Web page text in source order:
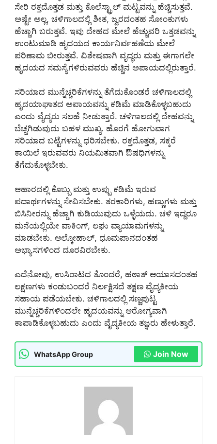
ಸೇರಿ ರಕ್ತದೊತ್ತಡ ಮತ್ತು ಕೊಲೆಸ್ಟ್ರಾಲ್ ಮಟ್ಟವನ್ನು ಹೆಚ್ಚಿಸುತ್ತವೆ.
ಅಷ್ಟೇ ಅಲ್ಲ, ಚಳಿಗಾಲದಲ್ಲಿ ಶೀತ, ಜ್ವರದಂತಹ ಸೋಂಕುಗಳು
ಹೆಚ್ಚಾಗಿ ಬರುತ್ತವೆ. ಇವು ದೇಹದ ಮೇಲೆ ಹೆಚ್ಚುವರಿ ಒತ್ತಡವನ್ನು
ಉಂಟುಮಾಡಿ ಹೃದಯದ ಕಾರ್ಯನಿರ್ವಹಣೆಯ ಮೇಲೆ
ಪರಿಣಾಮ ಬೀರುತ್ತವೆ. ವಿಶೇಷವಾಗಿ ವೃದ್ಧರು ಮತ್ತು ಈಗಾಗಲೇ
ಹೃದಯದ ಸಮಸ್ಯೆಗಳಿರುವವರು ಹೆಚ್ಚಿನ ಅಪಾಯದಲ್ಲಿರುತ್ತಾರೆ.
ಸರಿಯಾದ ಮುನ್ನೆಚ್ಚರಿಕೆಗಳನ್ನು ತೆಗೆದುಕೊಂಡರೆ ಚಳಿಗಾಲದಲ್ಲಿ
ಹೃದಯಾಘಾತದ ಅಪಾಯವನ್ನು ಕಡಿಮೆ ಮಾಡಿಕೊಳ್ಳಬಹುದು
ಎಂದು ವೈದ್ಯರು ಸಲಹೆ ನೀಡುತ್ತಾರೆ. ಚಳಿಗಾಲದಲ್ಲಿ ದೇಹವನ್ನು
ಬೆಚ್ಚಗಿಡುವುದು ಬಹಳ ಮುಖ್ಯ. ಹೊರಗೆ ಹೋಗುವಾಗ
ಸರಿಯಾದ ಬಟ್ಟೆಗಳನ್ನು ಧರಿಸಬೇಕು. ರಕ್ತದೊತ್ತಡ, ಸಕ್ಕರೆ
ಕಾಯಿಲೆ ಇರುವವರು ನಿಯಮಿತವಾಗಿ ಔಷಧಿಗಳನ್ನು
ತೆಗೆದುಕೊಳ್ಳಬೇಕು.
ಆಹಾರದಲ್ಲಿ ಕೊಬ್ಬು ಮತ್ತು ಉಪ್ಪು ಕಡಿಮೆ ಇರುವ
ಪದಾರ್ಥಗಳನ್ನು ಸೇವಿಸಬೇಕು. ತರಕಾರಿಗಳು, ಹಣ್ಣುಗಳು ಮತ್ತು
ಬಿಸಿನೀರನ್ನು ಹೆಚ್ಚಾಗಿ ಕುಡಿಯುವುದು ಒಳ್ಳೆಯದು. ಚಳಿ ಇದ್ದರೂ
ಮನೆಯಲ್ಲಿಯೇ ವಾಕಿಂಗ್, ಲಘು ವ್ಯಾಯಾಮಗಳನ್ನು
ಮಾಡಬೇಕು. ಆಲ್ಕೋಹಾಲ್, ಧೂಮಪಾನದಂತಹ
ಅಭ್ಯಾಸಗಳಿಂದ ದೂರವಿರಬೇಕು.
ಎದೆನೋವು, ಉಸಿರಾಟದ ತೊಂದರೆ, ಹಠಾತ್ ಆಯಾಸದಂತಹ
ಲಕ್ಷಣಗಳು ಕಂಡುಬಂದರೆ ನಿರ್ಲಕ್ಷಿಸದೆ ತಕ್ಷಣ ವೈದ್ಯಕೀಯ
ಸಹಾಯ ಪಡೆಯಬೇಕು. ಚಳಿಗಾಲದಲ್ಲಿ ಸಣ್ಣಪುಟ್ಟ
ಮುನ್ನೆಚ್ಚರಿಕೆಗಳಿಂದಲೇ ಹೃದಯವನ್ನು ಆರೋಗ್ಯವಾಗಿ
ಕಾಪಾಡಿಕೊಳ್ಳಬಹುದು ಎಂದು ವೈದ್ಯಕೀಯ ತಜ್ಞರು ಹೇಳುತ್ತಾರೆ.
WhatsApp Group Join Now